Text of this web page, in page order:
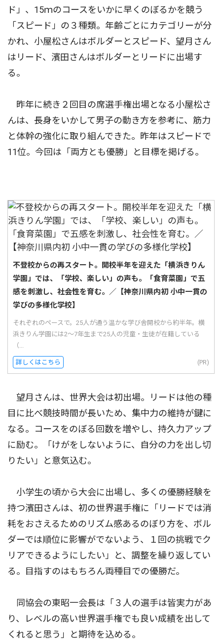
ド」、15ｍのコースをいかに早くのぼるかを競う
「スピード」の３種類。年齢ごとにカテゴリーが分
かれ、小屋松さんはボルダーとスピード、望月さん
はリード、濱田さんはボルダーとリードに出場す
る。
昨年に続き２回目の席選手権出場となる小屋松さ
んは、長身をいかして男子の動き方を参考に、筋力
と体幹の強化に取り組んできた。昨年はスピードで
11位。今回は「両方とも優勝」と目標を掲げる。
不登校からの再スタート。開校半年を迎えた「横浜きりん
学園」では、「学校、楽しい」の声も。「食育菜園」で五
感を刺激し、社会性を育む。／【神奈川県内初 小中一貫の
学びの多様化学校】
それぞれのペースで。25人が通う温かな学び舎開校から約半年。横
浜きりん学園には2〜7年生まで25人の児童・生徒が在籍している
（...
詳しくはこちら (PR)
望月さんは、世界大会は初出場。リードは他の種
目に比べ競技時間が長いため、集中力の維持が鍵に
なる。コースをのぼる回数を増やし、持久力アップ
に励む。「けがをしないように、自分の力を出し切
りたい」と意気込む。
小学生の頃から大会に出場し、多くの優勝経験を
持つ濱田さんは、初の世界選手権に「リードでは消
耗をおさえるためのリズム感あるのぼり方を、ボル
ダーでは順位に影響がでないよう、１回の挑戦でク
リアできるようにしたい」と、調整を繰り返してい
る。目指すのはもちろん両種目での優勝だ。
同協会の東昭一会長は「３人の選手は皆実力があ
り、レベルの高い世界選手権でも良い成績を出して
くれると思う」と期待を込める。